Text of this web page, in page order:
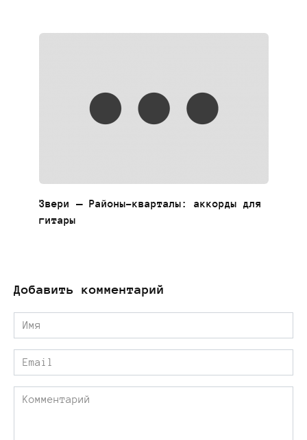
Звери — Районы-кварталы: аккорды для
гитары
Добавить комментарий
Имя
*
Email
*
Комментарий